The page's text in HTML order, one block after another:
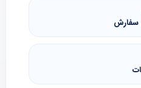
سفارش